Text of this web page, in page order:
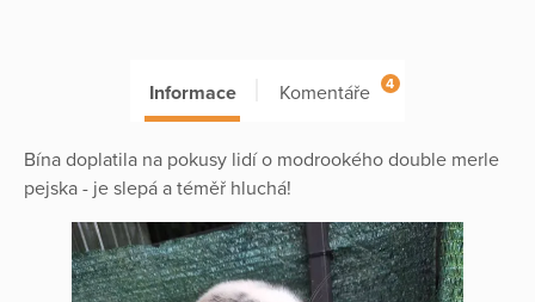
Informace Komentáře 4
Bína doplatila na pokusy lidí o modrookého double merle
pejska - je slepá a téměř hluchá!